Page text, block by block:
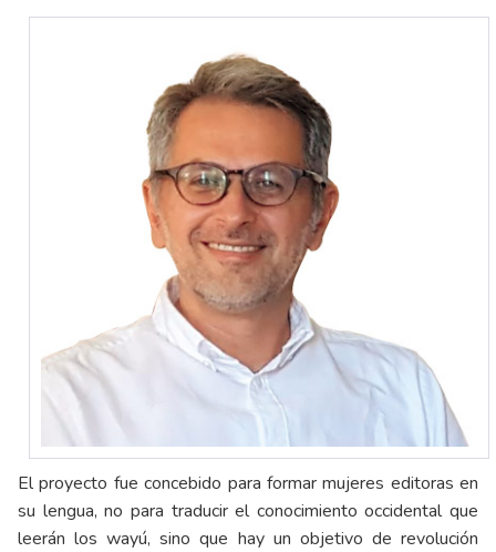
El proyecto fue concebido para formar mujeres editoras en
su lengua, no para traducir el conocimiento occidental que
leerán los wayú, sino que hay un objetivo de revolución